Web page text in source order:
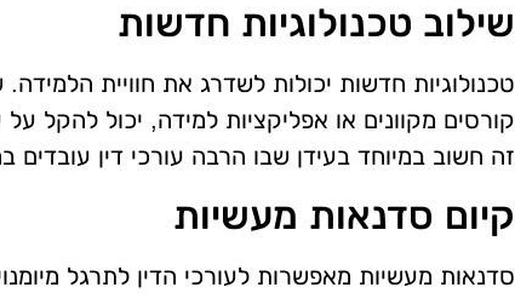
שילוב טכנולוגיות חדשות
טכנולוגיות חדשות יכולות לשדרג את חוויית
קורסים מקוונים או אפליקציות למידה, יכול להקל
זה חשוב במיוחד בעידן שבו הרבה עורכי דין עובדים
קיום סדנאות מעשיות
סדנאות מעשיות מאפשרות לעורכי הדין לתרגל